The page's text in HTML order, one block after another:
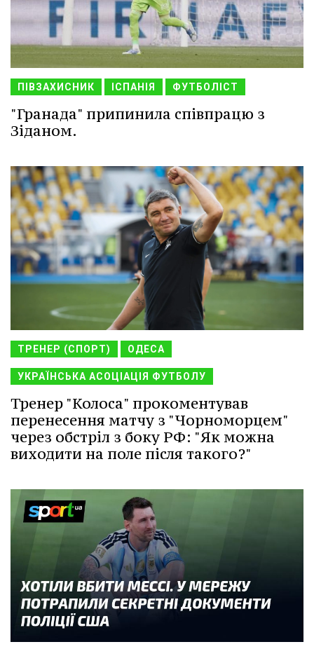
ПІВЗАХИСНИК ІСПАНІЯ ФУТБОЛІСТ
"Гранада" припинила співпрацю з
Зіданом.
ТРЕНЕР (СПОРТ) ОДЕСА
УКРАЇНСЬКА АСОЦІАЦІЯ ФУТБОЛУ
Тренер "Колоса" прокоментував
перенесення матчу з "Чорноморцем"
через обстріл з боку РФ: "Як можна
виходити на поле після такого?"